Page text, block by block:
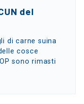
del
di carne suina
cosce
sono rimasti